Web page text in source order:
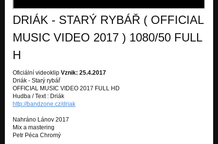
Nekonečný Seriál (Tvrdá Realita 2015)
Tvrdá Realita
Orbis Pictus (Tvrdá Realita 2015)
Tvrdá Realita
Děti a Hrdinové
Tvrdá Realita
Politik - SINGL 2013
Nezařazeno
DRIÁK - STARÝ RYBÁŘ ( OFFICIAL
MUSIC VIDEO 2017 ) 1080/50 FULL
H
Oficiální videoklip Vznik: 25.4.2017
Driák - Starý rybář
OFFICIAL MUSIC VIDEO 2017 FULL HD
Hudba / Text : Driák
http://bandzone.cz/driak
Nahráno Lánov 2017
Mix a mastering
Petr Péca Chromý